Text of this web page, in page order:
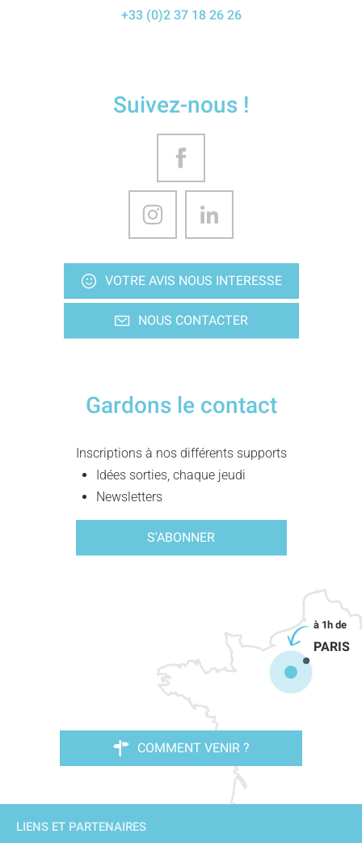
+33 (0)2 37 18 26 26
Suivez-nous !
VOTRE AVIS NOUS INTERESSE
NOUS CONTACTER
Gardons le contact
Inscriptions à nos différents supports
Idées sorties, chaque jeudi
Newsletters
S'ABONNER
PARIS
COMMENT VENIR ?
LIENS ET PARTENAIRES